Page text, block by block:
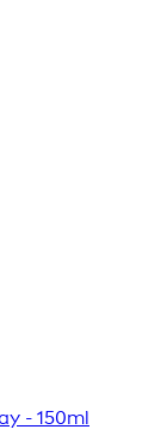
- 150ml